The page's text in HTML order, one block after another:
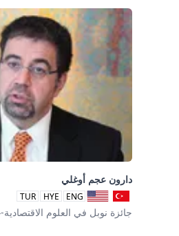
دارون عجم أوغلي
ENG
HYE
TUR
جائزة نوبل في العلوم الاقتصادية-2024